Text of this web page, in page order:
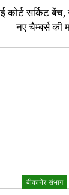
कोर्ट सर्किट बेंच,
नए चैम्बर्स की
बीकानेर संभाग